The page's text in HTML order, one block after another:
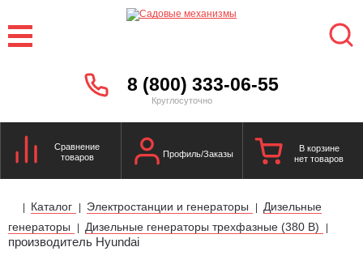
8 (800) 333-06-55
Круглосуточно
Сравнение
товаров
Профиль/Заказы
В корзине
нет товаров
| Каталог | Электростанции и генераторы |
Дизельные
генераторы
| Дизельные генераторы трехфазные (380 В) |
производитель Hyundai